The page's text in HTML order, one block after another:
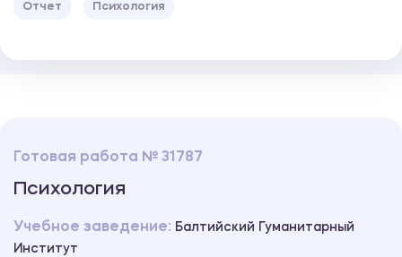
Отчет Психология
Готовая работа № 31787
Психология
Учебное заведение: Балтийский Гуманитарный
Институт